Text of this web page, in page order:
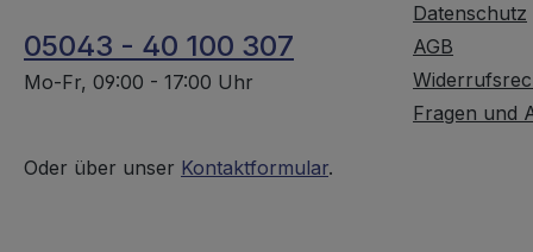
05043 - 40 100 307
Mo-Fr, 09:00 - 17:00 Uhr
Oder über unser Kontaktformular.
Datenschutz
AGB
Fragen und